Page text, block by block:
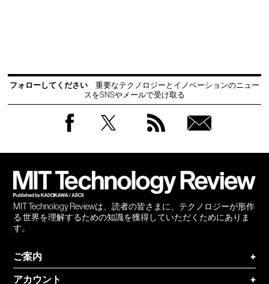
フォローしてください
重要なテクノロジーとイノベーションのニュー
スをSNSやメールで受け取る
MIT Technology Reviewは、読者の皆さまに、テクノロジーが形作
る 世界を理解するための知識を獲得していただくためにありま
す。
ご案内
+
アカウント
+